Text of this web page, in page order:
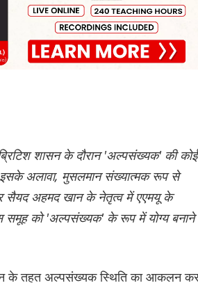
शासन के दौरान 'अल्पसंख्यक' की कोई
अलावा, मुसलमान संख्यात्मक रूप से
सैयद अहमद खान के नेतृत्व में एएमयू के
समूह को 'अल्पसंख्यक' के रूप में योग्य
के तहत अल्पसंख्यक स्थिति का आकलन